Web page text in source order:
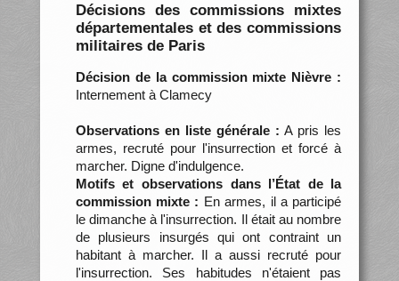
Décisions des commissions mixtes
départementales et des commissions
militaires de Paris
Décision de la commission mixte Nièvre :
Internement à Clamecy
Observations en liste générale : A pris les
armes, recruté pour l'insurrection et forcé à
marcher. Digne d'indulgence.
Motifs et observations dans l’État de la
commission mixte : En armes, il a participé
le dimanche à l'insurrection. Il était au nombre
de plusieurs insurgés qui ont contraint un
habitant à marcher. Il a aussi recruté pour
l'insurrection. Ses habitudes n'étaient pas